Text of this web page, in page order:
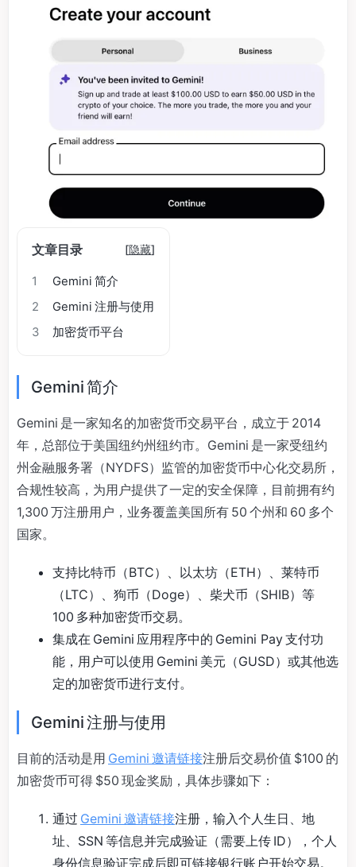
文章目录 [隐藏]
1
Gemini 简介
2
Gemini 注册与使用
3
加密货币平台
Gemini 简介
Gemini 是一家知名的加密货币交易平台，成立于 2014
年，总部位于美国纽约州纽约市。Gemini 是一家受纽约
州金融服务署（NYDFS）监管的加密货币中心化交易所，
合规性较高，为用户提供了一定的安全保障，目前拥有约
1,300 万注册用户，业务覆盖美国所有 50 个州和 60 多个
国家。
支持比特币（BTC）、以太坊（ETH）、莱特币
（LTC）、狗币（Doge）、柴犬币（SHIB）等
100 多种加密货币交易。
集成在 Gemini 应用程序中的 Gemini Pay 支付功
能，用户可以使用 Gemini 美元（GUSD）或其他选
定的加密货币进行支付。
Gemini 注册与使用
目前的活动是用 Gemini 邀请链接注册后交易价值 $100 的
加密货币可得 $50 现金奖励，具体步骤如下：
通过 Gemini 邀请链接注册，输入个人生日、地
址、SSN 等信息并完成验证（需要上传 ID），个人
身份信息验证完成后即可链接银行账户开始交易。